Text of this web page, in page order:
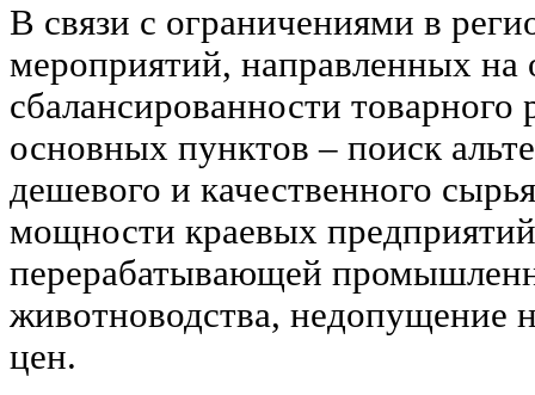
В связи с ограничениями в
мероприятий, направленных на
сбалансированности
основных пунктов – поиск
дешевого и качественного
мощности краевых
перерабатывающей
животноводства, недопущение
цен.